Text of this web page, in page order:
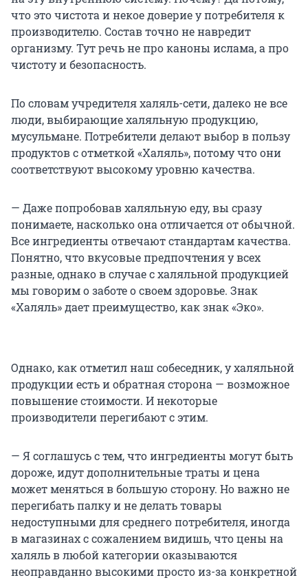
что это чистота и некое доверие у потребителя к
производителю. Состав точно не навредит
организму. Тут речь не про каноны ислама, а про
чистоту и безопасность.
По словам учредителя халяль-сети, далеко не все
люди, выбирающие халяльную продукцию,
мусульмане. Потребители делают выбор в пользу
продуктов с отметкой «Халяль», потому что они
соответствуют высокому уровню качества.
— Даже попробовав халяльную еду, вы сразу
понимаете, насколько она отличается от обычной.
Все ингредиенты отвечают стандартам качества.
Понятно, что вкусовые предпочтения у всех
разные, однако в случае с халяльной продукцией
мы говорим о заботе о своем здоровье. Знак
«Халяль» дает преимущество, как знак «Эко».
Однако, как отметил наш собеседник, у халяльной
продукции есть и обратная сторона — возможное
повышение стоимости. И некоторые
производители перегибают с этим.
— Я соглашусь с тем, что ингредиенты могут быть
дороже, идут дополнительные траты и цена
может меняться в большую сторону. Но важно не
перегибать палку и не делать товары
недоступными для среднего потребителя, иногда
в магазинах с сожалением видишь, что цены на
халяль в любой категории оказываются
неоправданно высокими просто из-за конкретной